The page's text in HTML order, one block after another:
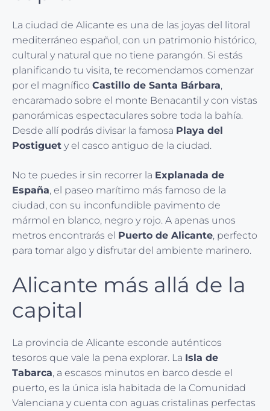
La ciudad de Alicante es una de las joyas del litoral
mediterráneo español, con un patrimonio histórico,
cultural y natural que no tiene parangón. Si estás
planificando tu visita, te recomendamos comenzar
por el magnífico Castillo de Santa Bárbara,
encaramado sobre el monte Benacantil y con vistas
panorámicas espectaculares sobre toda la bahía.
Desde allí podrás divisar la famosa Playa del
Postiguet y el casco antiguo de la ciudad.
No te puedes ir sin recorrer la Explanada de
España, el paseo marítimo más famoso de la
ciudad, con su inconfundible pavimento de
mármol en blanco, negro y rojo. A apenas unos
metros encontrarás el Puerto de Alicante, perfecto
para tomar algo y disfrutar del ambiente marinero.
Alicante más allá de la
capital
La provincia de Alicante esconde auténticos
tesoros que vale la pena explorar. La Isla de
Tabarca, a escasos minutos en barco desde el
puerto, es la única isla habitada de la Comunidad
Valenciana y cuenta con aguas cristalinas perfectas